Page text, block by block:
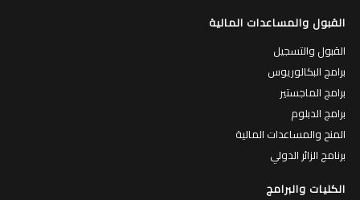
القبول والمساعدات المالية
القبول والتسجيل
برامج البكالوريوس
برامج الماجستير
برامج الدبلوم
المنح والمساعدات المالية
برنامج الزائر الدولي
الكليات والبرامج